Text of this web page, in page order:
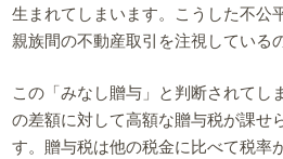
生まれてしまいます。こうした不公
親族間の不動産取引を注視している
この「みなし贈与」と判断されてし
の差額に対して高額な贈与税が課せ
す。贈与税は他の税金に比べて税率